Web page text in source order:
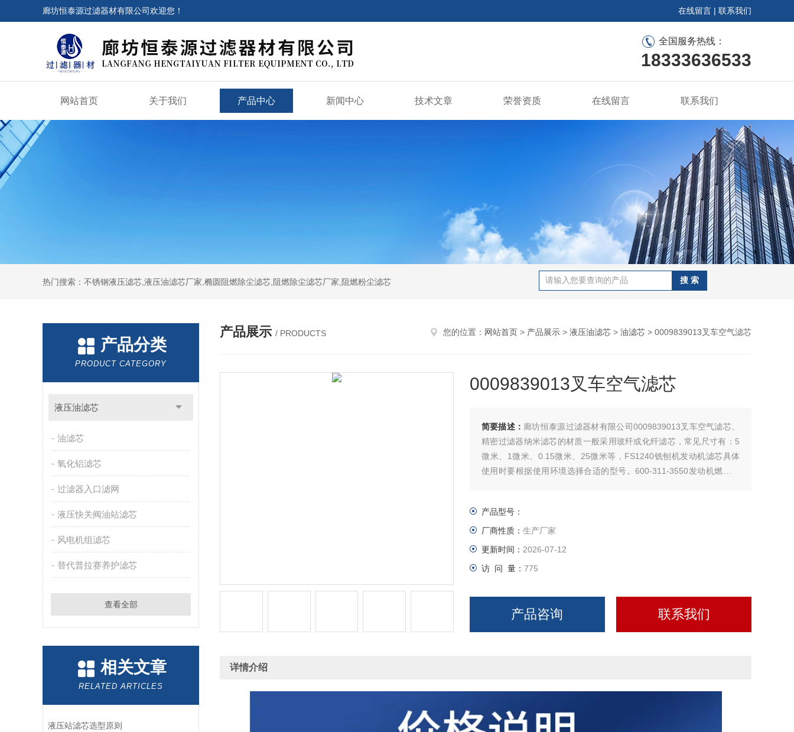
廊坊恒泰源过滤器材有限公司欢迎您！ 在线留言 | 联系我们
全国服务热线：
18333636533
网站首页 关于我们 产品中心 新闻中心 技术文章 荣誉资质 在线留言 联系我们
热门搜索：不锈钢液压滤芯,液压油滤芯厂家,椭圆阻燃除尘滤芯,阻燃除尘滤芯厂家,阻燃粉尘滤芯
产品分类
PRODUCT CATEGORY
液压油滤芯
油滤芯
氧化铝滤芯
过滤器入口滤网
液压快关阀油站滤芯
风电机组滤芯
替代普拉赛养护滤芯
查看全部
相关文章
RELATED ARTICLES
液压站滤芯选型原则
产品展示 / PRODUCTS 您的位置： 网站首页 > 产品展示 > 液压油滤芯 > 油滤芯 > 0009839013叉车空气滤芯
0009839013叉车空气滤芯
简要描述： 廊坊恒泰源过滤器材有限公司0009839013叉车空气滤芯、
精密过滤器纳米滤芯的材质一般采用玻纤或化纤滤芯，常见尺寸有：5
微米、1微米、0.15微米、25微米等，FS1240铣刨机发动机滤芯具体
使用时要根据使用环境选择合适的型号。600-311-3550发动机燃油滤
产品型号：
厂商性质： 生产厂家
更新时间： 2026-07-12
访 问 量： 775
产品咨询 联系我们
详情介绍